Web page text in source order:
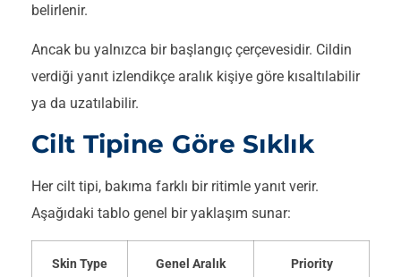
belirlenir.
Ancak bu yalnızca bir başlangıç çerçevesidir. Cildin
verdiği yanıt izlendikçe aralık kişiye göre kısaltılabilir
ya da uzatılabilir.
Cilt Tipine Göre Sıklık
Her cilt tipi, bakıma farklı bir ritimle yanıt verir.
Aşağıdaki tablo genel bir yaklaşım sunar:
Skin Type Genel Aralık Priority